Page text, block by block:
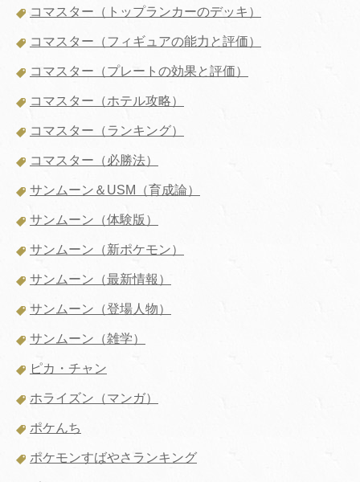
コマスター（トップランカーのデッキ）
コマスター（フィギュアの能力と評価）
コマスター（プレートの効果と評価）
コマスター（ホテル攻略）
コマスター（ランキング）
コマスター（必勝法）
サンムーン＆USM（育成論）
サンムーン（体験版）
サンムーン（新ポケモン）
サンムーン（最新情報）
サンムーン（登場人物）
サンムーン（雑学）
ピカ・チャン
ホライズン（マンガ）
ポケんち
ポケモンすばやさランキング